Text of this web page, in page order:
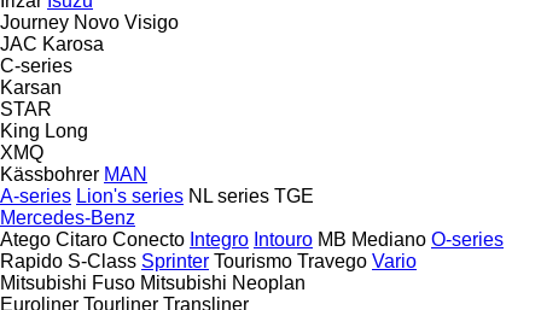
Journey Novo Visigo
JAC Karosa
C-series
Karsan
STAR
King Long
XMQ
Kässbohrer MAN
A-series Lion's series NL series TGE
Mercedes-Benz
Atego Citaro Conecto Integro Intouro MB Mediano O-series
Rapido S-Class Sprinter Tourismo Travego Vario
Mitsubishi Fuso Mitsubishi Neoplan
Euroliner Tourliner Transliner